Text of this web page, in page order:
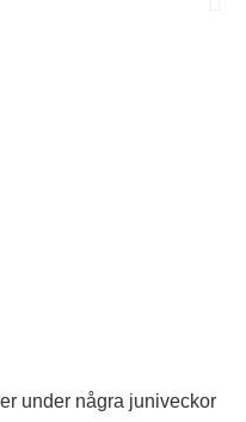
under några juniveckor